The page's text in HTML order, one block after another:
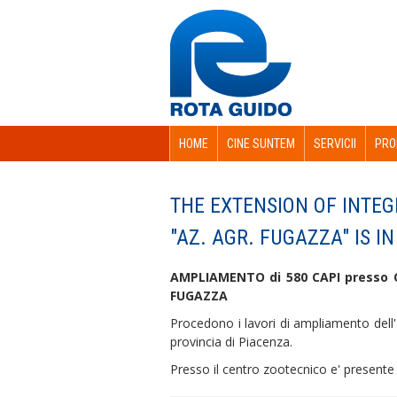
HOME CINE SUNTEM SERVICII
THE EXTENSION OF
"AZ. AGR. FUGAZZA" IS IN
AMPLIAMENTO di 580 CAPI presso
FUGAZZA
Procedono i lavori di ampliamento
provincia di Piacenza.
Presso il centro zootecnico e'